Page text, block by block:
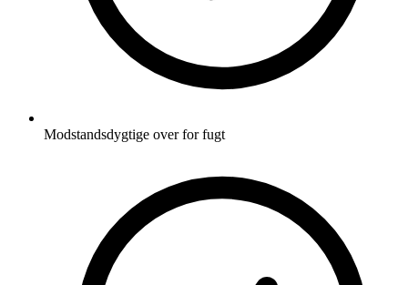
Modstandsdygtige over for fugt